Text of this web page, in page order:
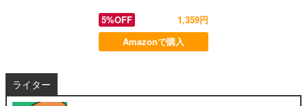
5%OFF
1,359円
Amazonで購入
ライター